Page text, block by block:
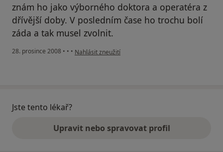
znám ho jako výborného doktora a operatéra z
dřívější doby. V posledním čase ho trochu bolí
záda a tak musel zvolnit.
28. prosince 2008 • • • podle názoru uživatele vašek
Nahlásit zneužití
Jste tento lékař?
Upravit nebo spravovat profil